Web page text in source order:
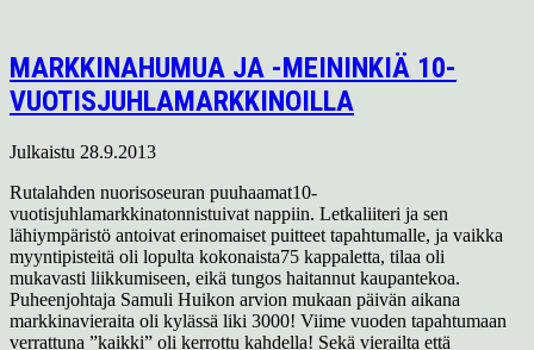
MARKKINAHUMUA JA -MEININKIÄ 10-
VUOTISJUHLAMARKKINOILLA
Julkaistu 28.9.2013
Rutalahden nuorisoseuran puuhaamat10-
vuotisjuhlamarkkinatonnistuivat nappiin. Letkaliiteri ja sen
lähiympäristö antoivat erinomaiset puitteet tapahtumalle, ja vaikka
myyntipisteitä oli lopulta kokonaista75 kappaletta, tilaa oli
mukavasti liikkumiseen, eikä tungos haitannut kaupantekoa.
Puheenjohtaja Samuli Huikon arvion mukaan päivän aikana
markkinavieraita oli kylässä liki 3000! Viime vuoden tapahtumaan
verrattuna ”kaikki” oli kerrottu kahdella! Sekä vierailta että